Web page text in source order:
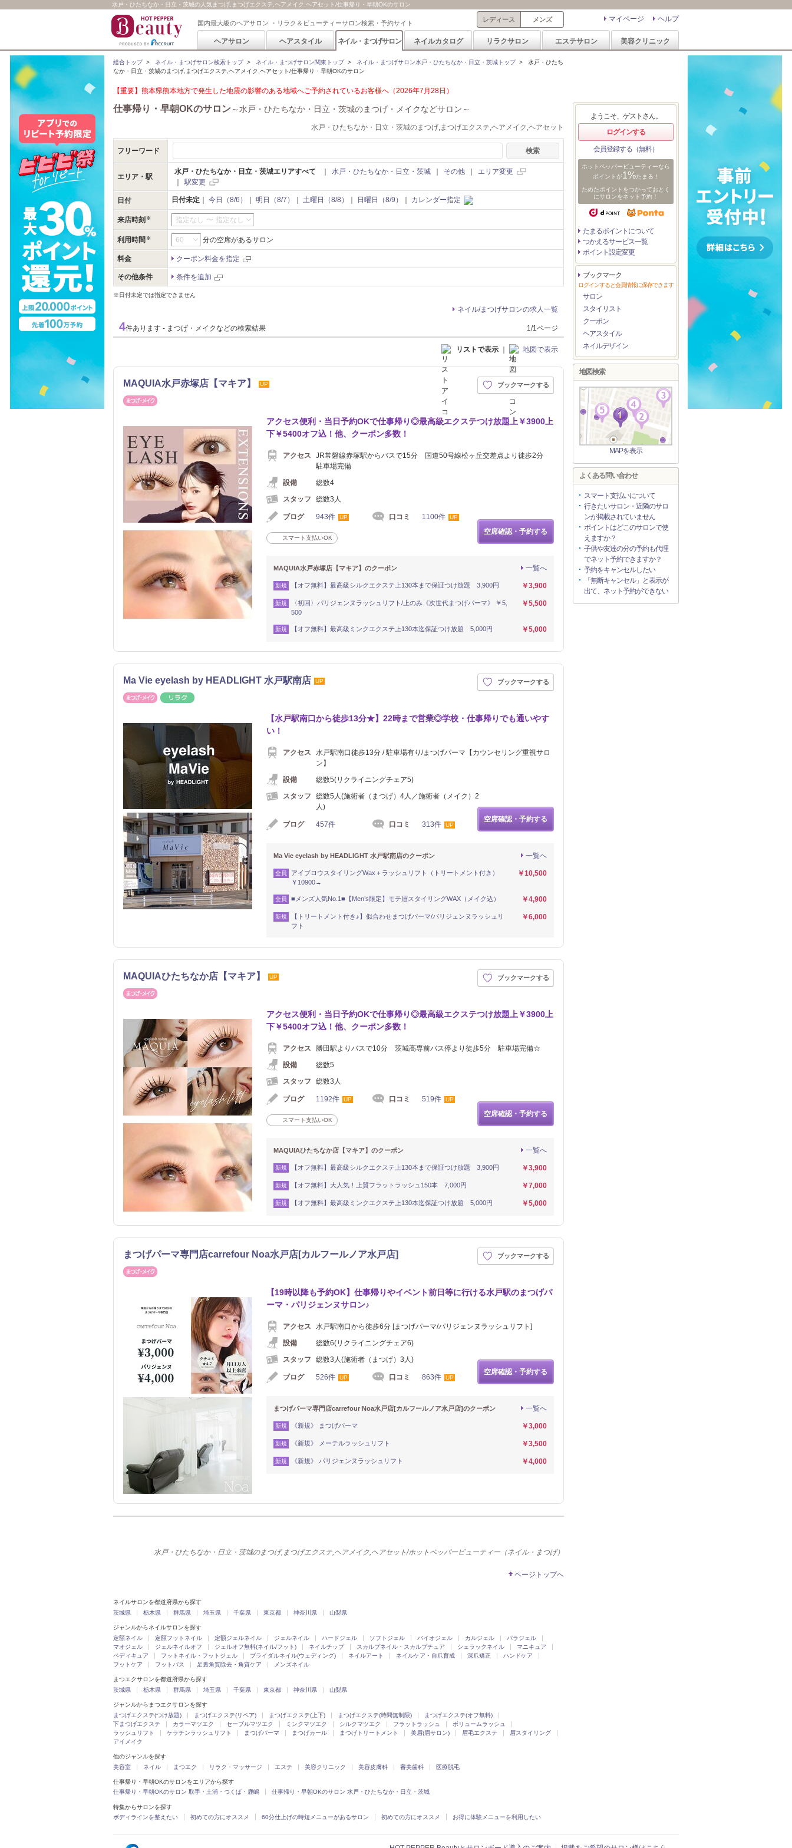
水戸・ひたちなか・日立・茨城の人気まつげ,まつげエクステ,ヘアメイク,ヘアセット/仕事帰り・早朝OKのサロン
国内最大級のヘアサロン ・リラク＆ビューティーサロン検索・予約サイト ヘルプ
マイページ
レディース メンズ
ヘアサロン ヘアスタイル ネイル・まつげサロン ネイルカタログ リラクサロン エステサロン 美容クリニック
総合トップ> ネイル・まつげサロン検索トップ> ネイル・まつげサロン関東トップ> ネイル・まつげサロン水戸・ひたちなか・日立・茨城トップ> 水戸・ひたち
なか・日立・茨城のまつげ,まつげエクステ,ヘアメイク,ヘアセット/仕事帰り・早朝OKのサロン
【重要】熊本県熊本地方で発生した地震の影響のある地域へご予約されているお客様へ（2026年7月28日）
仕事帰り・早朝OKのサロン～水戸・ひたちなか・日立・茨城のまつげ・メイクなどサロン～
水戸・ひたちなか・日立・茨城のまつげ,まつげエクステ,ヘアメイク,ヘアセット
フリーワード
エリア・駅
水戸・ひたちなか・日立・茨城エリアすべて 水戸・ひたちなか・日立・茨城 その他
エリア変更
駅変更
日付 日付未定 今日（8/6） 明日（8/7） 土曜日（8/8） 日曜日（8/9） カレンダー指定
来店時刻 指定なし 〜 指定なし
利用時間 分の空席があるサロン
料金 クーポン料金を指定
その他条件 条件を追加
※日付未定では指定できません
ネイル/まつげサロンの求人一覧
4件あります - まつげ・メイクなどの検索結果 1/1ページ
リストで表示 ｜ 地図で表示
MAQUIA水戸赤塚店【マキア】 UP ブックマークする
アクセス便利・当日予約OKで仕事帰り◎最高級エクステつけ放題上￥3900上
下￥5400オフ込！他、クーポン多数！
アクセス
JR常磐線赤塚駅からバスで15分 国道50号線松ヶ丘交差点より徒歩2分
駐車場完備
設備
総数4
スタッフ
総数3人
ブログ 943件 UP 口コミ 1100件 UP
スマート支払いOK
空席確認・予約する
一覧へ
MAQUIA水戸赤塚店【マキア】のクーポン
新規 【オフ無料】最高級シルクエクステ上130本まで保証つけ放題 3,900円 ￥3,900
新規
〈初回〉パリジェンヌラッシュリフト/上のみ《次世代まつげパーマ》 ￥5,
500
￥5,500
新規 【オフ無料】最高級ミンクエクステ上130本迄保証つけ放題 5,000円 ￥5,000
Ma Vie eyelash by HEADLIGHT 水戸駅南店 UP
まつげ・メイク
ブックマークする
【水戸駅南口から徒歩13分★】22時まで営業◎学校・仕事帰りでも通いやす
い！
アクセス
水戸駅南口徒歩13分 / 駐車場有り/まつげパーマ【カウンセリング重視サロ
ン】
設備
総数5(リクライニングチェア5)
スタッフ
総数5人(施術者（まつげ）4人／施術者（メイク）2
人)
ブログ 457件 口コミ 313件 UP
空席確認・予約する
一覧へ
Ma Vie eyelash by HEADLIGHT 水戸駅南店のクーポン
全員
アイブロウスタイリングWax＋ラッシュリフト（トリートメント付き）
￥10900→
￥10,500
全員 ■メンズ人気No.1■【Men’s限定】モテ眉スタイリングWAX（メイク込） ￥4,900
新規
【トリートメント付き♪】似合わせまつげパーマ/パリジェンヌラッシュリ
フト
￥6,000
MAQUIAひたちなか店【マキア】 UP ブックマークする
アクセス便利・当日予約OKで仕事帰り◎最高級エクステつけ放題上￥3900上
下￥5400オフ込！他、クーポン多数！
アクセス
勝田駅よりバスで10分 茨城高専前バス停より徒歩5分 駐車場完備☆
設備
総数5
スタッフ
総数3人
ブログ 1192件 UP 口コミ 519件 UP
スマート支払いOK
空席確認・予約する
一覧へ
MAQUIAひたちなか店【マキア】のクーポン
新規 【オフ無料】最高級シルクエクステ上130本まで保証つけ放題 3,900円 ￥3,900
新規 【オフ無料】大人気！上質フラットラッシュ150本 7,000円 ￥7,000
新規 【オフ無料】最高級ミンクエクステ上130本迄保証つけ放題 5,000円 ￥5,000
まつげパーマ専門店carrefour Noa水戸店[カルフールノア水戸店] ブックマークする
【19時以降も予約OK】仕事帰りやイベント前日等に行ける水戸駅のまつげパ
ーマ・パリジェンヌサロン♪
アクセス
水戸駅南口から徒歩6分 [まつげパーマ/パリジェンヌラッシュリフト]
設備
総数6(リクライニングチェア6)
スタッフ
総数3人(施術者（まつげ）3人)
ブログ 526件 UP 口コミ 863件 UP
空席確認・予約する
一覧へ
まつげパーマ専門店carrefour Noa水戸店[カルフールノア水戸店]のクーポン
新規 《新規》 まつげパーマ ￥3,000
新規 《新規》 メーテルラッシュリフト ￥3,500
新規 《新規》 パリジェンヌラッシュリフト ￥4,000
水戸・ひたちなか・日立・茨城のまつげ,まつげエクステ,ヘアメイク,ヘアセット/ホットペッパービューティー（ネイル・まつげ）
ページトップへ
ネイルサロンを都道府県から探す
茨城県
栃木県 群馬県 埼玉県 千葉県 東京都 神奈川県 山梨県
ジャンルからネイルサロンを探す
定額ネイル
定額フットネイル 定額ジェルネイル ジェルネイル ハードジェル ソフトジェル バイオジェル カルジェル
パラジェル
マオジェル
ジェルネイルオフ ジェルオフ無料(ネイル/フット) ネイルチップ スカルプネイル・スカルプチュア シェラックネイル
マニキュア
ペディキュア
フットネイル・フットジェル ブライダルネイル(ウェディング) ネイルアート ネイルケア・自爪育成 深爪矯正
ハンドケア
フットケア
フットバス 足裏角質除去・角質ケア メンズネイル
まつエクサロンを都道府県から探す
茨城県
栃木県 群馬県 埼玉県 千葉県 東京都 神奈川県 山梨県
ジャンルからまつエクサロンを探す
まつげエクステ(つけ放題)
まつげエクステ(リペア) まつげエクステ(上下) まつげエクステ(時間無制限)
まつげエクステ(オフ無料)
下まつげエクステ
カラーマツエク セーブルマツエク ミンクマツエク シルクマツエク フラットラッシュ
ボリュームラッシュ
ラッシュリフト
ケラチンラッシュリフト まつげパーマ まつげカール まつげトリートメント 美眉(眉サロン) 眉毛エクステ
眉スタイリング
アイメイク
他のジャンルを探す
美容室
ネイル まつエク リラク・マッサージ エステ 美容クリニック 美容皮膚科 審美歯科 医療脱毛
仕事帰り・早朝OKのサロンをエリアから探す
仕事帰り・早朝OKのサロン 取手・土浦・つくば・鹿嶋
仕事帰り・早朝OKのサロン 水戸・ひたちなか・日立・茨城
特集からサロンを探す
ボディラインを整えたい
初めての方にオススメ 60分仕上げの時短メニューがあるサロン 初めての方にオススメ お得に体験メニューを利用したい
ようこそ、ゲストさん。
ログインする
会員登録する（無料）
ホットペッパービューティーなら
ポイントが1%たまる！
ためたポイントをつかっておとく
にサロンをネット予約！
たまるポイントについて
つかえるサービス一覧
ポイント設定変更
ブックマーク
ログインすると会員情報に保存できます
サロン
スタイリスト
クーポン
ヘアスタイル
ネイルデザイン
地図検索
MAPを表示
よくある問い合わせ
スマート支払いについて
行きたいサロン・近隣のサロ
ンが掲載されていません
ポイントはどこのサロンで使
えますか？
子供や友達の分の予約も代理
でネット予約できますか？
予約をキャンセルしたい
「無断キャンセル」と表示が
出て、ネット予約ができない